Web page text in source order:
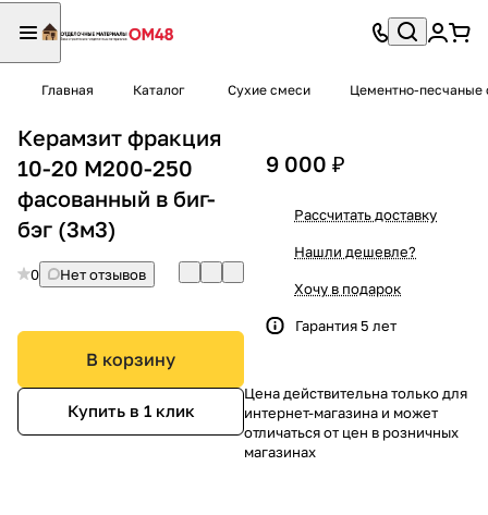
Главная Каталог Сухие смеси Цементно-песчаные
Керамзит фракция
10-20 М200-250
фасованный в биг-
бэг (3м3)
0 Нет отзывов
В корзину
Купить в 1 клик
9 000 ₽
Рассчитать доставку
Нашли дешевле?
Хочу в подарок
Гарантия 5 лет
Цена действительна только для
интернет-магазина и может
отличаться от цен в розничных
магазинах